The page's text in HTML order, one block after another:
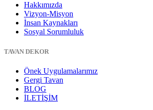
Hakkımızda
Vizyon-Misyon
İnsan Kaynakları
Sosyal Sorumluluk
TAVAN DEKOR
Önek Uygulamalarımız
Gergi Tavan
BLOG
İLETİŞİM